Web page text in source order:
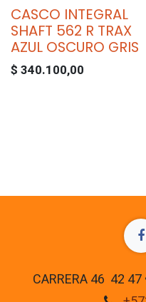
CASCO INTEGRAL
SHAFT 562 R TRAX
AZUL OSCURO GRIS
$ 340.100,00
CARRERA 46 42 47